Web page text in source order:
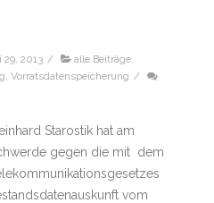
29, 2013 / alle Beiträge,
, Vorratsdatenspeicherung /
Starostik hat am
gegen die mit dem
vom